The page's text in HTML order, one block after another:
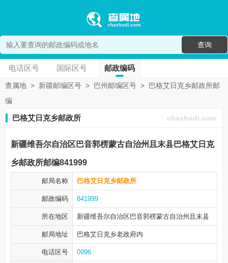
查询
电话区号 国际区号 邮政编码
查属地 > 新疆邮编区号 > 巴州邮编区号 > 巴格艾日克乡邮政所邮
编
巴格艾日克乡邮政所 chashudi.com
新疆维吾尔自治区巴音郭楞蒙古自治州且末县巴格艾日克
乡邮政所邮编841999
邮局名称 巴格艾日克乡邮政所
邮政编码 841999
所在地区 新疆维吾尔自治区巴音郭楞蒙古自治州 且末县
邮局地址 巴格艾日克乡老政府内
电话区号 0996